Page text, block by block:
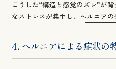
こうした“構造と感覚のズレ”が
なストレスが集中し、ヘルニアの
4. ヘルニアによる症状の